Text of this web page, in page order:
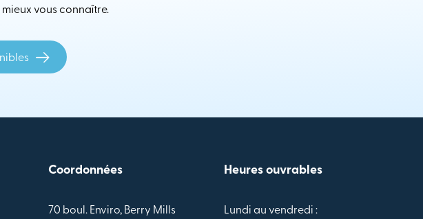
vous connaître.
Coordonnées
70 boul. Enviro, Berry Mills
Heures ouvrables
Lundi au vendredi :